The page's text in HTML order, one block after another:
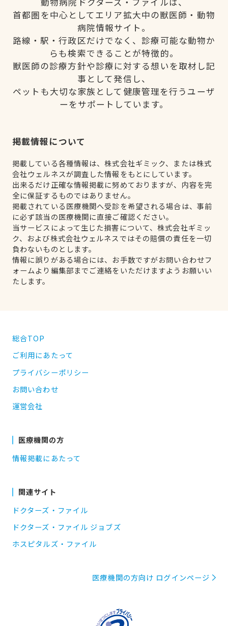
首都圏を中心としてエリア拡大中の獣医師・動物
病院情報サイト。
路線・駅・行政区だけでなく、診療可能な動物か
らも検索できることが特徴的。
獣医師の診療方針や診療に対する想いを取材し記
事として発信し、
ペットも大切な家族として健康管理を行うユーザ
ーをサポートしています。
掲載情報について
掲載している各種情報は、株式会社ギミック、または株式
会社ウェルネスが調査した情報をもとにしています。
出来るだけ正確な情報掲載に努めておりますが、内容を完
全に保証するものではありません。
掲載されている医療機関へ受診を希望される場合は、事前
に必ず該当の医療機関に直接ご確認ください。
当サービスによって生じた損害について、株式会社ギミッ
ク、および株式会社ウェルネスではその賠償の責任を一切
負わないものとします。
情報に誤りがある場合には、お手数ですがお問い合わせフ
ォームより編集部までご連絡をいただけますようお願いい
たします。
総合TOP
ご利用にあたって
プライバシーポリシー
お問い合わせ
運営会社
医療機関の方
情報掲載にあたって
関連サイト
ドクターズ・ファイル
ドクターズ・ファイル ジョブズ
ホスピタルズ・ファイル
医療機関の方向け ログインページ